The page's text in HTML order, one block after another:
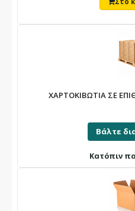
ΧΑΡΤΟΚΙΒΩΤΙΑ ΣΕ
Βάλτε
Κατόπιν